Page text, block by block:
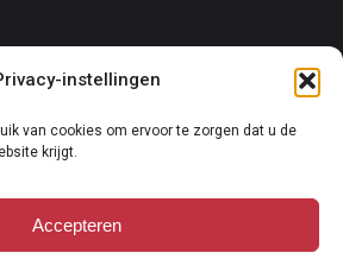
instellingen
van cookies om ervoor te zorgen dat u de
krijgt.
Accepteren